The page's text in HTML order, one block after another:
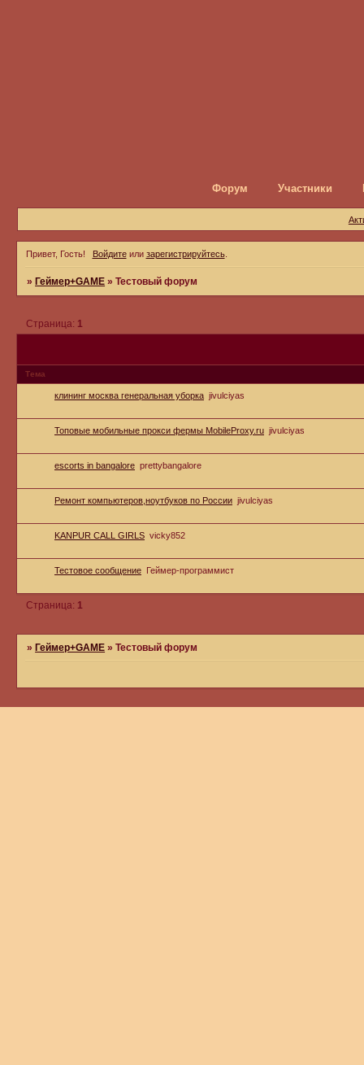
Форум Участники
Привет, Гость! Войдитеили зарегистрируйтесь.
» Геймер+GAME »Тестовый форум
Страница: 1
Тема
клининг москва генеральная уборка jivulciyas
Топовые мобильные прокси фермы MobileProxy.ru jivulciyas
escorts in bangalore prettybangalore
Ремонт компьютеров,ноутбуков по России jivulciyas
KANPUR CALL GIRLS vicky852
Тестовое сообщение Геймер-программист
Страница: 1
» Геймер+GAME »Тестовый форум